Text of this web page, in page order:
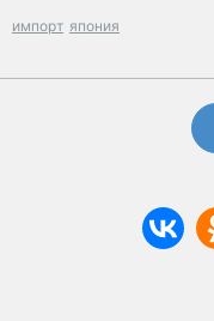
импорт япония